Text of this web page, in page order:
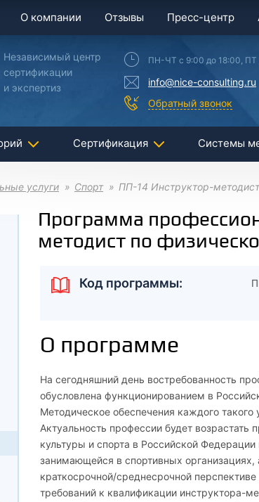
О компании Отзывы Пресс-центр
Независимый центр
сертификации
и экспертиз
ПН-ЧТ с 9:00 до 18:00, ПТ
info@nice-consulting.ru
Обратный звонок
Сертификация Системы
услуги Спорт ПП-14 Инструктор-
Программа
методист по
Код программы:
О программе
На сегодняшний день востребованность
обусловлена функционированием в
Методическое обеспечения каждого
Актуальность профессии будет
культуры и спорта в Российской
занимающейся в спортивных
краткосрочной/среднесрочной
требований к квалификации инструктора-